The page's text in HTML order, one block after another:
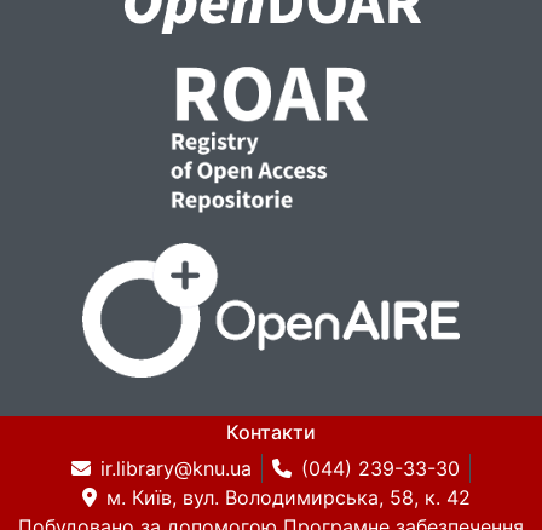
Контакти
ir.library@knu.ua
(044) 239-33-30
м. Київ, вул. Володимирська, 58, к. 42